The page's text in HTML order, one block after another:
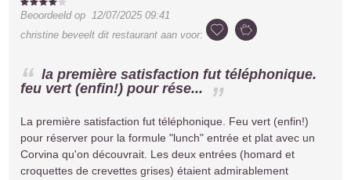
Beoordeeld op12/07/2025 09:41
christine beveelt dit restaurant aan voor:
la première satisfaction fut téléphonique.
feu vert (enfin!) pour rése...
La première satisfaction fut téléphonique. Feu vert (enfin!)
pour réserver pour la formule "lunch" entrée et plat avec un
Corvina qu'on découvrait. Les deux entrées (homard et
croquettes de crevettes grises) étaient admirablement